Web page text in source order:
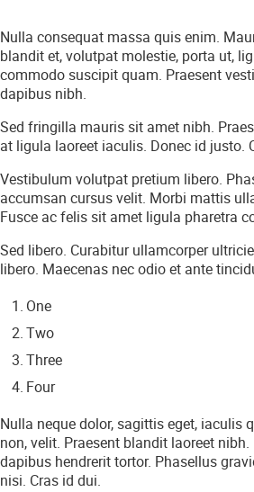
Nulla consequat massa quis enim.
blandit et, volutpat molestie, porta ut,
commodo suscipit quam. Praesent
dapibus nibh.
Sed fringilla mauris sit amet nibh.
at ligula laoreet iaculis. Donec id justo.
Vestibulum volutpat pretium libero.
accumsan cursus velit. Morbi mattis
Fusce ac felis sit amet ligula pharetra
Sed libero. Curabitur ullamcorper
libero. Maecenas nec odio et ante
One
Two
Three
Four
Nulla neque dolor, sagittis eget, iaculis
non, velit. Praesent blandit laoreet nibh.
dapibus hendrerit tortor. Phasellus
nisi. Cras id dui.